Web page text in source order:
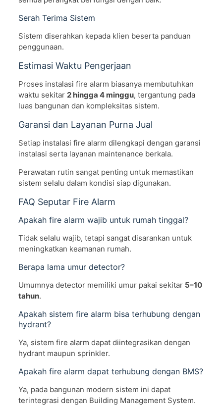
Serah Terima Sistem
Sistem diserahkan kepada klien beserta panduan
penggunaan.
Estimasi Waktu Pengerjaan
Proses instalasi fire alarm biasanya membutuhkan
waktu sekitar 2 hingga 4 minggu, tergantung pada
luas bangunan dan kompleksitas sistem.
Garansi dan Layanan Purna Jual
Setiap instalasi fire alarm dilengkapi dengan garansi
instalasi serta layanan maintenance berkala.
Perawatan rutin sangat penting untuk memastikan
sistem selalu dalam kondisi siap digunakan.
FAQ Seputar Fire Alarm
Apakah fire alarm wajib untuk rumah tinggal?
Tidak selalu wajib, tetapi sangat disarankan untuk
meningkatkan keamanan rumah.
Berapa lama umur detector?
Umumnya detector memiliki umur pakai sekitar 5–10
tahun.
Apakah sistem fire alarm bisa terhubung dengan
hydrant?
Ya, sistem fire alarm dapat diintegrasikan dengan
hydrant maupun sprinkler.
Apakah fire alarm dapat terhubung dengan BMS?
Ya, pada bangunan modern sistem ini dapat
terintegrasi dengan Building Management System.